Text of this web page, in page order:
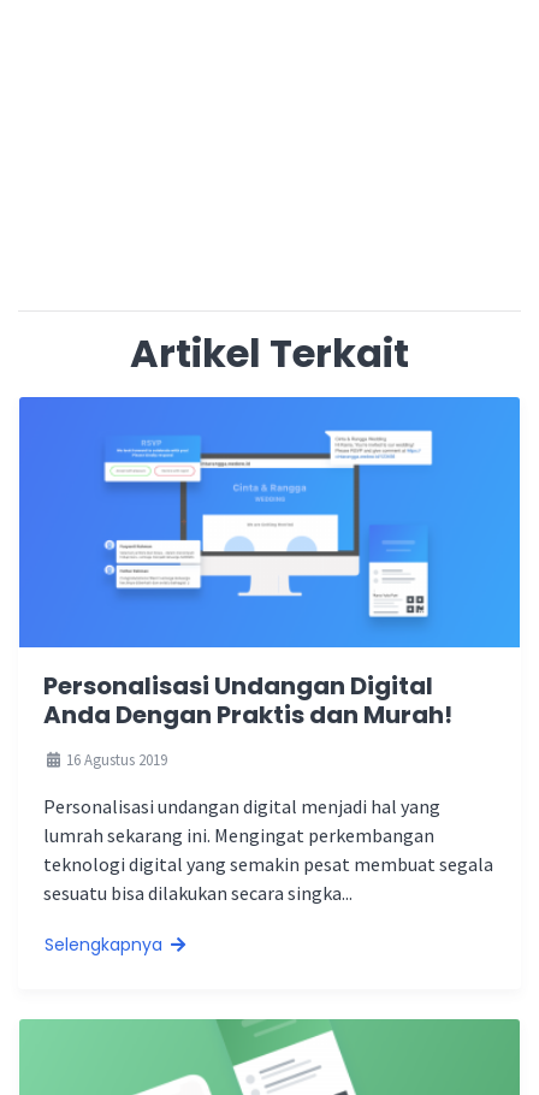
Artikel Terkait
Personalisasi Undangan Digital
Anda Dengan Praktis dan Murah!
16 Agustus 2019
Personalisasi undangan digital menjadi hal yang
lumrah sekarang ini. Mengingat perkembangan
teknologi digital yang semakin pesat membuat segala
sesuatu bisa dilakukan secara singka...
Selengkapnya